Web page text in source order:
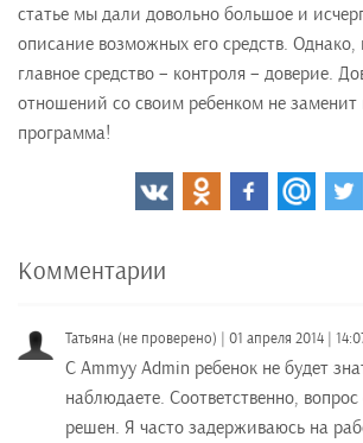
статье мы дали довольно большое и
описание возможных его средств. Однако,
главное средство – контроля – доверие.
отношений со своим ребенком не заменит
программа!
Комментарии
Татьяна (не проверено) 01 апреля 2014
С Ammyy Admin ребенок не будет
наблюдаете. Соответственно,
решен. Я часто задерживаюсь на